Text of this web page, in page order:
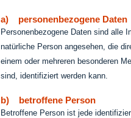
a) personenbezogene Daten
Personenbezogene Daten sind alle
natürliche Person angesehen, die
einem oder mehreren besonderen
sind, identifiziert werden kann.
b) betroffene Person
Betroffene Person ist jede